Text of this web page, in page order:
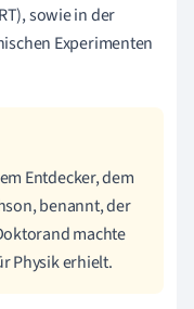
sowie in der
Experimenten
Entdecker, dem
benannt, der
machte
Physik erhielt.